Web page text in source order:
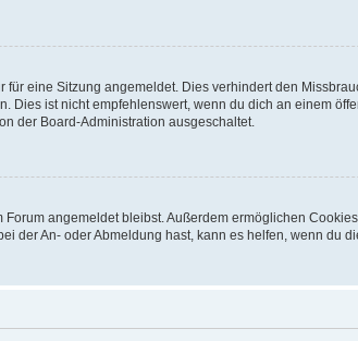
eine Sitzung angemeldet. Dies verhindert den
ist nicht empfehlenswert, wenn du dich an einem
der Board-Administration ausgeschaltet.
angemeldet bleibst. Außerdem ermöglichen
der An- oder Abmeldung hast, kann es helfen, wenn du